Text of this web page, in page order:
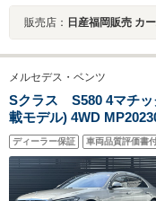
販売店： 日産福岡販売 カ
メルセデス・ベンツ
Sクラス S580 4マチッ
載モデル) 4WD
保証2年付き AMGラ
ライディングルーフ
システム ACC 360°
ーセーフティ LED
ディーラー保証 車両品質評価書